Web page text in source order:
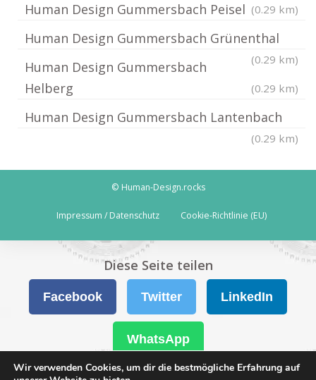
Human Design Gummersbach Peisel (0.29 km)
Human Design Gummersbach Grünenthal
(0.29 km)
Human Design Gummersbach
Helberg
(0.29 km)
Human Design Gummersbach Lantenbach
(0.29 km)
© Human-Design.rocks
Impressum / Datenschutz Cookie-Richtlinie (EU)
Wir verwenden Cookies, um dir die bestmögliche Erfahrung auf
Diese Seite teilen
Facebook Twitter LinkedIn
WhatsApp